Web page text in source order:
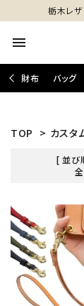
栃木レ
menu
財布 バッグ
TOP > カスタ
[ 並び